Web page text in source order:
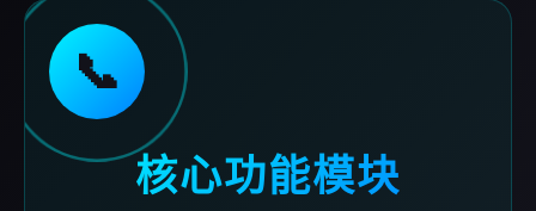
📞
核心功能模块